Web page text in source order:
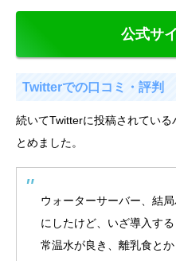
公式サ
Twitterでの口コミ・評判
続いてTwitterに投稿されてい
とめました。
ウォーターサーバー、結
にしたけど、いざ導入す
常温水が良き、離乳食と